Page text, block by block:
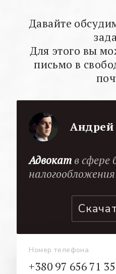
Давайте
Для этого вы
письмо в
Андрей
Адвокат в сфере
налогообложения
Номер телефона
+380 97 656 71 35